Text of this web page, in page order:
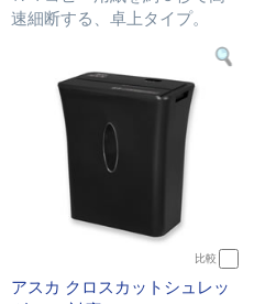
速細断する、卓上タイプ。
比較
アスカ クロスカットシュレッ